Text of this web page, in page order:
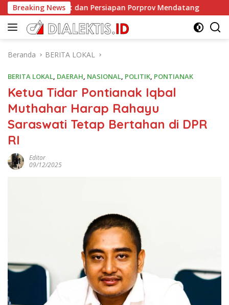
Langsung
ke
konten
Breaking News
Atlet dan Persiapan Porprov Mendatang Ketika
Beranda BERITA LOKAL
BERITA LOKAL, DAERAH, NASIONAL, POLITIK, PONTIANAK
Ketua Tidar Pontianak Iqbal
Muthahar Harap Rahayu
Saraswati Tetap Bertahan di DPR
RI
Editor
09/12/2025